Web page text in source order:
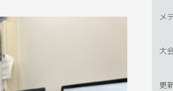
メ
大
更